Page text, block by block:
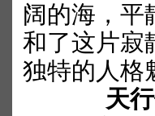
阔的海，平
和了这片寂
独特的人格
天